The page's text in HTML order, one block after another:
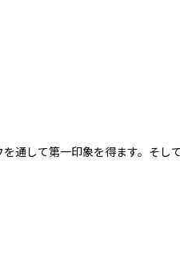
通して第一印象を得ます。そし